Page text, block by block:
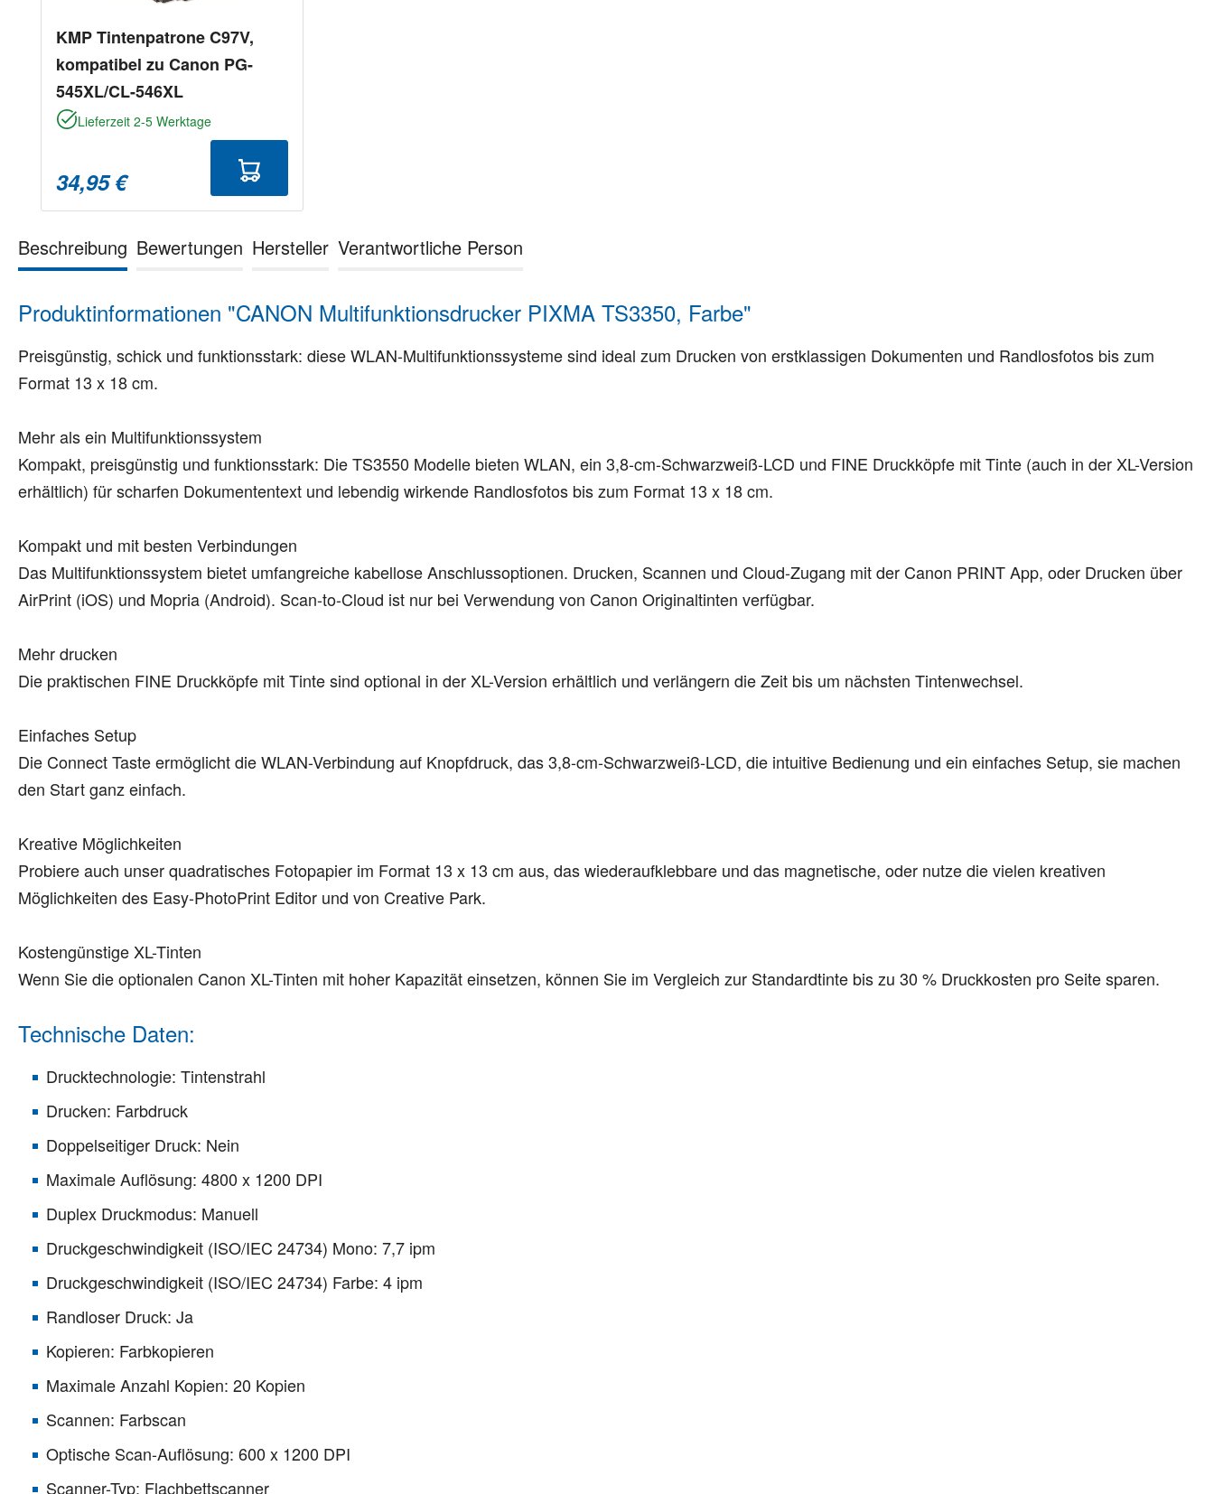
KMP Tintenpatrone C97V,
kompatibel zu Canon PG-
545XL/CL-546XL
Lieferzeit 2-5 Werktage
34,95 €
Beschreibung Bewertungen Hersteller Verantwortliche Person
Produktinformationen "CANON Multifunktionsdrucker PIXMA TS3350, Farbe"
Preisgünstig, schick und funktionsstark: diese WLAN-Multifunktionssysteme sind ideal zum Drucken von erstklassigen Dokumenten und Randlosfotos bis zum
Format 13 x 18 cm.
Mehr als ein Multifunktionssystem
Kompakt, preisgünstig und funktionsstark: Die TS3550 Modelle bieten WLAN, ein 3,8-cm-Schwarzweiß-LCD und FINE Druckköpfe mit Tinte (auch in der XL-Version
erhältlich) für scharfen Dokumententext und lebendig wirkende Randlosfotos bis zum Format 13 x 18 cm.
Kompakt und mit besten Verbindungen
Das Multifunktionssystem bietet umfangreiche kabellose Anschlussoptionen. Drucken, Scannen und Cloud-Zugang mit der Canon PRINT App, oder Drucken über
AirPrint (iOS) und Mopria (Android). Scan-to-Cloud ist nur bei Verwendung von Canon Originaltinten verfügbar.
Mehr drucken
Die praktischen FINE Druckköpfe mit Tinte sind optional in der XL-Version erhältlich und verlängern die Zeit bis um nächsten Tintenwechsel.
Einfaches Setup
Die Connect Taste ermöglicht die WLAN-Verbindung auf Knopfdruck, das 3,8-cm-Schwarzweiß-LCD, die intuitive Bedienung und ein einfaches Setup, sie machen
den Start ganz einfach.
Kreative Möglichkeiten
Probiere auch unser quadratisches Fotopapier im Format 13 x 13 cm aus, das wiederaufklebbare und das magnetische, oder nutze die vielen kreativen
Möglichkeiten des Easy-PhotoPrint Editor und von Creative Park.
Kostengünstige XL-Tinten
Wenn Sie die optionalen Canon XL-Tinten mit hoher Kapazität einsetzen, können Sie im Vergleich zur Standardtinte bis zu 30 % Druckkosten pro Seite sparen.
Technische Daten:
Drucktechnologie: Tintenstrahl
Drucken: Farbdruck
Doppelseitiger Druck: Nein
Maximale Auflösung: 4800 x 1200 DPI
Duplex Druckmodus: Manuell
Druckgeschwindigkeit (ISO/IEC 24734) Mono: 7,7 ipm
Druckgeschwindigkeit (ISO/IEC 24734) Farbe: 4 ipm
Randloser Druck: Ja
Kopieren: Farbkopieren
Maximale Anzahl Kopien: 20 Kopien
Scannen: Farbscan
Optische Scan-Auflösung: 600 x 1200 DPI
Scanner-Typ: Flachbettscanner